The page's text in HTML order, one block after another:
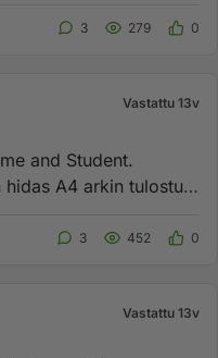
3 279 0
Vastattu 13v
A4 arkin tulostus
3 452 0
Vastattu 13v